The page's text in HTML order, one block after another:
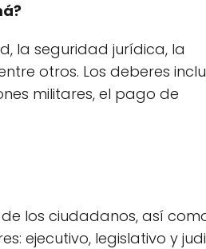
la seguridad jurídica, la
otros. Los deberes
militares, el pago de
los ciudadanos, así
ejecutivo, legislativo y